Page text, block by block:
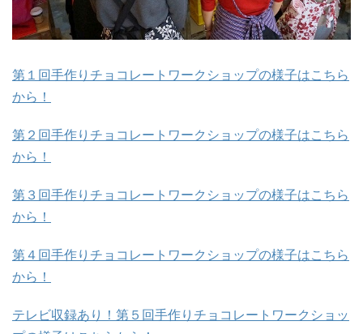
第１回手作りチョコレートワークショップの様子はこちら
から！
第２回手作りチョコレートワークショップの様子はこちら
から！
第３回手作りチョコレートワークショップの様子はこちら
から！
第４回手作りチョコレートワークショップの様子はこちら
から！
テレビ収録あり！第５回手作りチョコレートワークショッ